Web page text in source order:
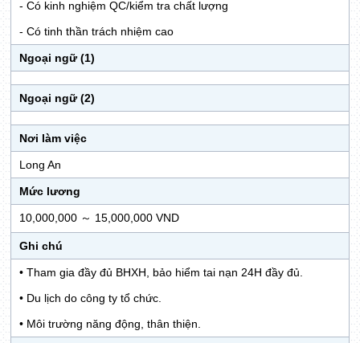
- Có kinh nghiệm QC/kiểm tra chất lượng
- Có tinh thần trách nhiệm cao
Ngoại ngữ (1)
Ngoại ngữ (2)
Nơi làm việc
Long An
Mức lương
10,000,000 ～ 15,000,000 VND
Ghi chú
• Tham gia đầy đủ BHXH, bảo hiểm tai nạn 24H đầy đủ.
• Du lịch do công ty tổ chức.
• Môi trường năng động, thân thiện.